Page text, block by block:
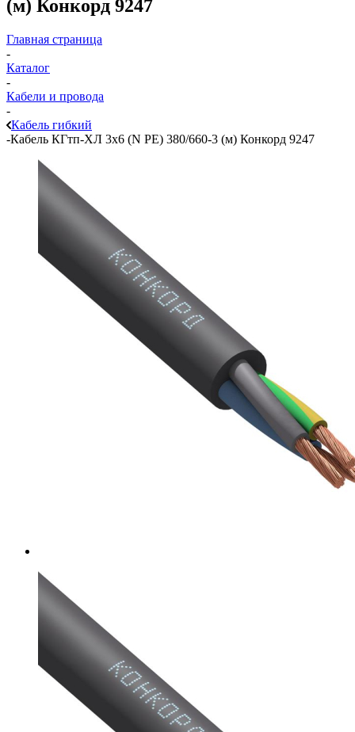
(м) Конкорд 9247
Главная страница
-
Каталог
-
Кабели и провода
-
Кабель гибкий
-Кабель КГтп-ХЛ 3х6 (N PE) 380/660-3 (м) Конкорд 9247